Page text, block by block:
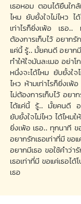
เธอหอม ตอนได้ยืนใก
ไหม ยับยั้งใจไม่ไหว ไ
เท่าไรก็ยิ่งเพ้อ เธอ
ต้องการเก็บไว้ อยากรั
แค่นี้ รู้.. มั้ยคนดี อยากมี
ทำให้ใจมันละเมอ อย่า
หนึ่งจะได้ไหม ยับยั้งใ
ไหว ห้ามเท่าไรก็ยิ่งเพ้
ไม่ต้องการเก็บไว้ อยา
ได้แค่นี้ รู้.. มั้ยคนดี อ
ยับยั้งใจไม่ไหว ได้ไหม
ยิ่งเพ้อ เธอ.. ทุกนาที ข
อยากรักเธอเท่าที่มี ขอ
อยากมีเธอ ขอใช้คำว่า
เธอเท่าที่มี ขอแค่เธอ
เธอ